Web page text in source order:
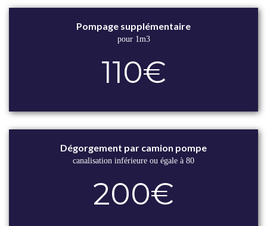
Pompage supplémentaire
pour 1m3
110€
Dégorgement par camion pompe
canalisation inférieure ou égale à 80
200€